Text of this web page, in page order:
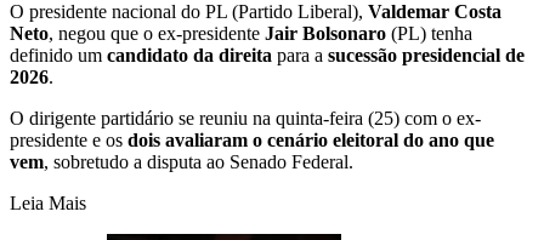
O presidente nacional do PL (Partido Liberal), Valdemar Costa
Neto, negou que o ex-presidente Jair Bolsonaro (PL) tenha
definido um candidato da direita para a sucessão presidencial de
2026.
O dirigente partidário se reuniu na quinta-feira (25) com o ex-
presidente e os dois avaliaram o cenário eleitoral do ano que
vem, sobretudo a disputa ao Senado Federal.
Leia Mais